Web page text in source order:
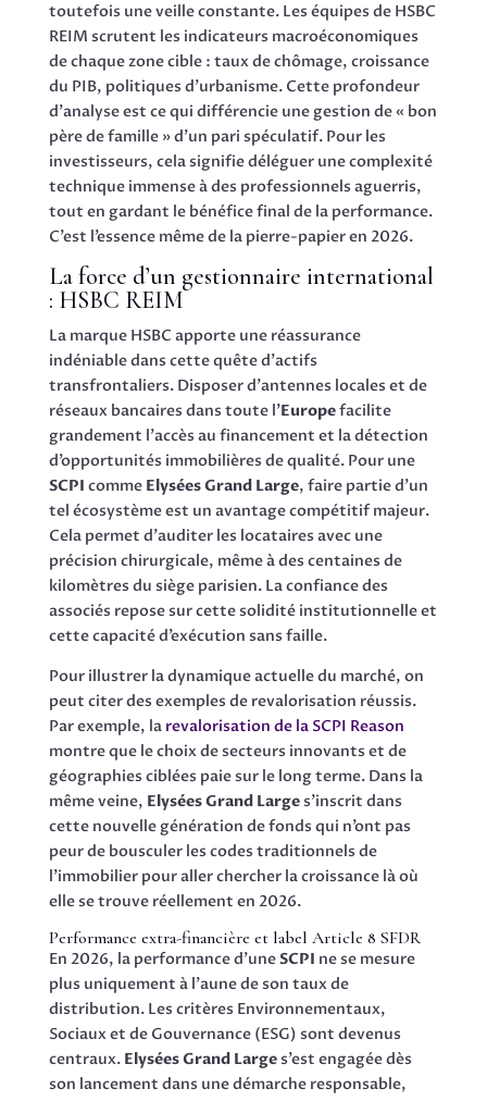
toutefois une veille constante. Les équipes de HSBC
REIM scrutent les indicateurs macroéconomiques
de chaque zone cible : taux de chômage, croissance
du PIB, politiques d’urbanisme. Cette profondeur
d’analyse est ce qui différencie une gestion de « bon
père de famille » d’un pari spéculatif. Pour les
investisseurs, cela signifie déléguer une complexité
technique immense à des professionnels aguerris,
tout en gardant le bénéfice final de la performance.
C’est l’essence même de la pierre-papier en 2026.
La force d’un gestionnaire international
: HSBC REIM
La marque HSBC apporte une réassurance
indéniable dans cette quête d’actifs
transfrontaliers. Disposer d’antennes locales et de
réseaux bancaires dans toute l’Europefacilite
grandement l’accès au financement et la détection
d’opportunités immobilières de qualité. Pour une
SCPI comme Elysées Grand Large, faire partie d’un
tel écosystème est un avantage compétitif majeur.
Cela permet d’auditer les locataires avec une
précision chirurgicale, même à des centaines de
kilomètres du siège parisien. La confiance des
associés repose sur cette solidité institutionnelle et
cette capacité d’exécution sans faille.
Pour illustrer la dynamique actuelle du marché, on
peut citer des exemples de revalorisation réussis.
Par exemple, la revalorisation de la SCPI Reason
montre que le choix de secteurs innovants et de
géographies ciblées paie sur le long terme. Dans la
même veine, Elysées Grand Larges’inscrit dans
cette nouvelle génération de fonds qui n’ont pas
peur de bousculer les codes traditionnels de
l’immobilier pour aller chercher la croissance là où
elle se trouve réellement en 2026.
Performance extra-financière et label Article 8 SFDR
En 2026, la performance d’uneSCPI ne se mesure
plus uniquement à l’aune de son taux de
distribution. Les critères Environnementaux,
Sociaux et de Gouvernance (ESG) sont devenus
centraux. Elysées Grand Larges’est engagée dès
son lancement dans une démarche responsable,